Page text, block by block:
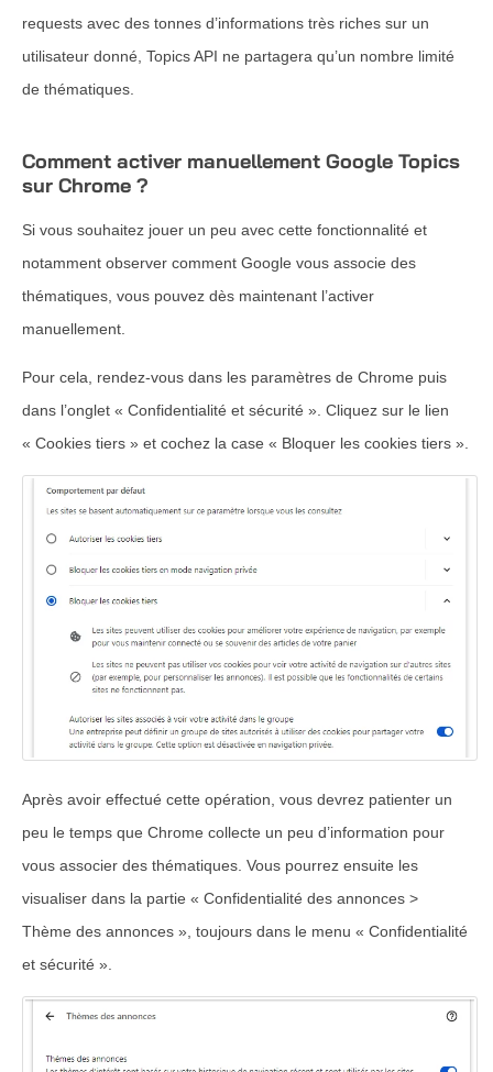
requests avec des tonnes d’informations très riches sur un
utilisateur donné, Topics API ne partagera qu’un nombre limité
de thématiques.
Comment activer manuellement Google Topics
sur Chrome ?
Si vous souhaitez jouer un peu avec cette fonctionnalité et
notamment observer comment Google vous associe des
thématiques, vous pouvez dès maintenant l’activer
manuellement.
Pour cela, rendez-vous dans les paramètres de Chrome puis
dans l’onglet « Confidentialité et sécurité ». Cliquez sur le lien
« Cookies tiers » et cochez la case « Bloquer les cookies tiers ».
Après avoir effectué cette opération, vous devrez patienter un
peu le temps que Chrome collecte un peu d’information pour
vous associer des thématiques. Vous pourrez ensuite les
visualiser dans la partie « Confidentialité des annonces >
Thème des annonces », toujours dans le menu « Confidentialité
et sécurité ».